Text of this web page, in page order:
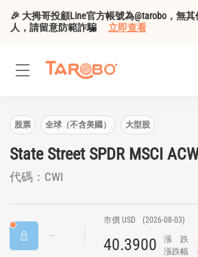
🎉 大拇哥投顧Line官方帳號為@tarobo，無
人，請留意防範詐騙
立即查看
股票 全球（不含美國） 大型股
State Street SPDR MSCI
代碼：CWI
市價 USD (2026-08-03)
40.3900 漲 跌
漲跌幅